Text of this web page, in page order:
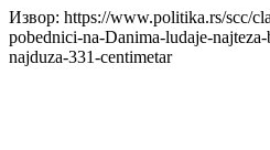
Извор: https://www.politika.rs/scc/
pobednici-na-Danima-ludaje-
najduza-331-centimetar